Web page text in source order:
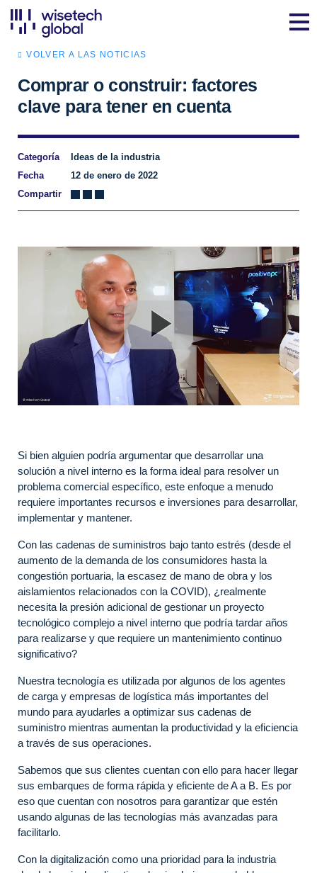
VOLVER A LAS NOTICIAS
Comprar o construir: factores
clave para tener en cuenta
Categoría
Ideas de la industria
Fecha
12 de enero de 2022
Compartir
Si bien alguien podría argumentar que desarrollar una
solución a nivel interno es la forma ideal para resolver un
problema comercial específico, este enfoque a menudo
requiere importantes recursos e inversiones para desarrollar,
implementar y mantener.
Con las cadenas de suministros bajo tanto estrés (desde el
aumento de la demanda de los consumidores hasta la
congestión portuaria, la escasez de mano de obra y los
aislamientos relacionados con la COVID), ¿realmente
necesita la presión adicional de gestionar un proyecto
tecnológico complejo a nivel interno que podría tardar años
para realizarse y que requiere un mantenimiento continuo
significativo?
Nuestra tecnología es utilizada por algunos de los agentes
de carga y empresas de logística más importantes del
mundo para ayudarles a optimizar sus cadenas de
suministro mientras aumentan la productividad y la eficiencia
a través de sus operaciones.
Sabemos que sus clientes cuentan con ello para hacer llegar
sus embarques de forma rápida y eficiente de A a B. Es por
eso que cuentan con nosotros para garantizar que estén
usando algunas de las tecnologías más avanzadas para
facilitarlo.
Con la digitalización como una prioridad para la industria